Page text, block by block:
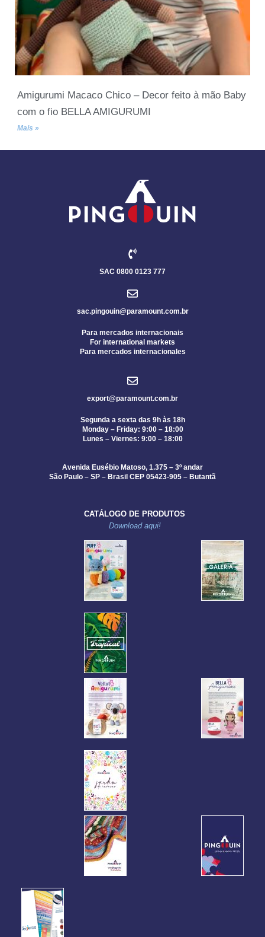
Amigurumi Macaco Chico – Decor feito à mão Baby
com o fio BELLA AMIGURUMI
Mais »
SAC 0800 0123 777
sac.pingouin@paramount.com.br
Para mercados internacionais
For international markets
Para mercados internacionales
export@paramount.com.br
Segunda a sexta das 9h às 18h
Monday – Friday: 9:00 – 18:00
Lunes – Viernes: 9:00 – 18:00
Avenida Eusébio Matoso, 1.375 – 3º andar
São Paulo – SP – Brasil CEP 05423-905 – Butantã
CATÁLOGO DE PRODUTOS
Download aqui!